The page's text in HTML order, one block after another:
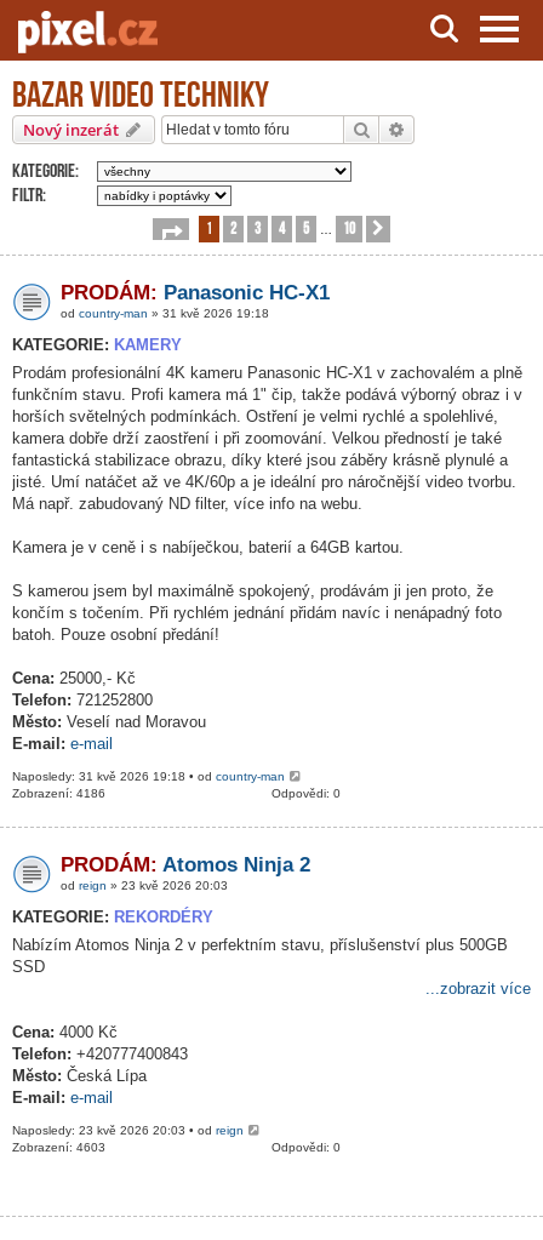
Server o natáčení a zpracování videa
Bazar video techniky
Nový inzerát Hledat
Kategorie:
Filtr:
Stránka 1z 10
1 2 3 4 5 10
PRODÁM: Panasonic HC-X1
od country-man » 31 kvě 2026 19:18
KATEGORIE: KAMERY
Prodám profesionální 4K kameru Panasonic HC-X1 v zachovalém a plně
funkčním stavu. Profi kamera má 1" čip, takže podává výborný obraz i v
horších světelných podmínkách. Ostření je velmi rychlé a spolehlivé,
kamera dobře drží zaostření i při zoomování. Velkou předností je také
fantastická stabilizace obrazu, díky které jsou záběry krásně plynulé a
jisté. Umí natáčet až ve 4K/60p a je ideální pro náročnější video tvorbu.
Má např. zabudovaný ND filter, více info na webu.
Kamera je v ceně i s nabíječkou, baterií a 64GB kartou.
S kamerou jsem byl maximálně spokojený, prodávám ji jen proto, že
končím s točením. Při rychlém jednání přidám navíc i nenápadný foto
batoh. Pouze osobní předání!
Cena: 25000,- Kč
Telefon: 721252800
Město: Veselí nad Moravou
E-mail: e-mail
Naposledy: 31 kvě 2026 19:18 • od country-man
Odpovědi: 0
Zobrazení: 4186
PRODÁM: Atomos Ninja 2
od reign » 23 kvě 2026 20:03
KATEGORIE: REKORDÉRY
Nabízím Atomos Ninja 2 v perfektním stavu, příslušenství plus 500GB
SSD
...zobrazit více
Cena: 4000 Kč
Telefon: +420777400843
Město: Česká Lípa
E-mail: e-mail
Naposledy: 23 kvě 2026 20:03 • od reign
Odpovědi: 0
Zobrazení: 4603